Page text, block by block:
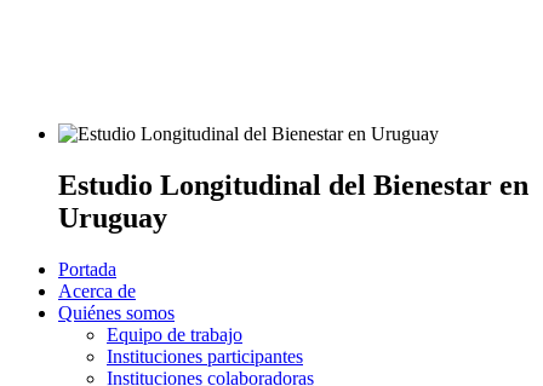
Estudio Longitudinal del Bienestar en
Uruguay
Portada
Acerca de
Quiénes somos
Equipo de trabajo
Instituciones participantes
Instituciones colaboradoras